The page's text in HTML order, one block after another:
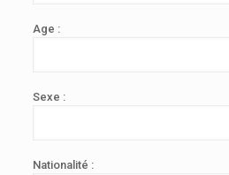
Age :
Sexe :
Nationalité :